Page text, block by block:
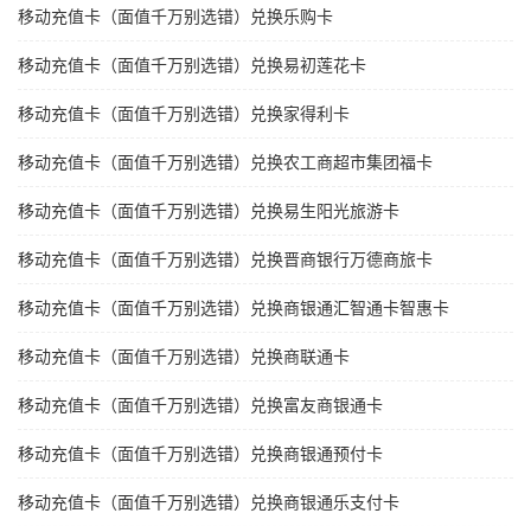
移动充值卡（面值千万别选错）兑换乐购卡
移动充值卡（面值千万别选错）兑换易初莲花卡
移动充值卡（面值千万别选错）兑换家得利卡
移动充值卡（面值千万别选错）兑换农工商超市集团福卡
移动充值卡（面值千万别选错）兑换易生阳光旅游卡
移动充值卡（面值千万别选错）兑换晋商银行万德商旅卡
移动充值卡（面值千万别选错）兑换商银通汇智通卡智惠卡
移动充值卡（面值千万别选错）兑换商联通卡
移动充值卡（面值千万别选错）兑换富友商银通卡
移动充值卡（面值千万别选错）兑换商银通预付卡
移动充值卡（面值千万别选错）兑换商银通乐支付卡